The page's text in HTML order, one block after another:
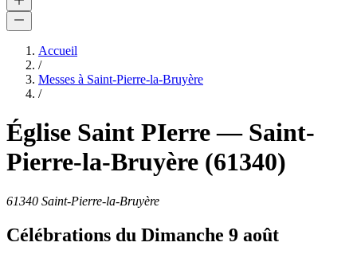
Accueil
/
Messes à Saint-Pierre-la-Bruyère
/
Église Saint PIerre— Saint-
Pierre-la-Bruyère (61340)
61340 Saint-Pierre-la-Bruyère
Célébrations du Dimanche 9 août